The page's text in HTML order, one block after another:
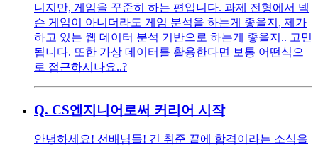
니지만, 게임을 꾸준히 하는 편입니다. 과제 전형에서 넥
슨 게임이 아니더라도 게임 분석을 하는게 좋을지, 제가
하고 있는 웹 데이터 분석 기반으로 하는게 좋을지.. 고민
됩니다. 또한 가상 데이터를 활용한다면 보통 어떤식으
로 접근하시나요..?
Q. CS엔지니어로써 커리어 시작
안녕하세요! 선배님들! 긴 취준 끝에 합격이라는 소식을